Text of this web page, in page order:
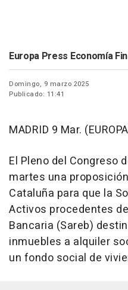
Europa Press Economía
Domingo, 9 marzo 2025
Publicado: 11:41
MADRID 9 Mar.
El Pleno del Congreso
martes una
Cataluña para que la
Activos procedentes
Bancaria (Sareb)
inmuebles a alquiler
un fondo social de